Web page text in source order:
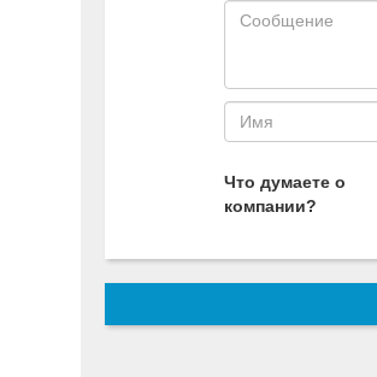
можно получить в
акции и специальные
постоянное развитие в
изучение и адаптация
Что думаете о
компании?